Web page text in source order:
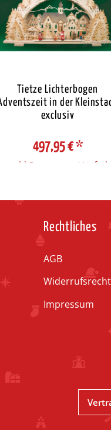
Tietze Lichterbogen
in der
exclusiv
497,95 €*
Steuerzone /
Rechtliches
AGB
Widerrufsrecht
Impressum